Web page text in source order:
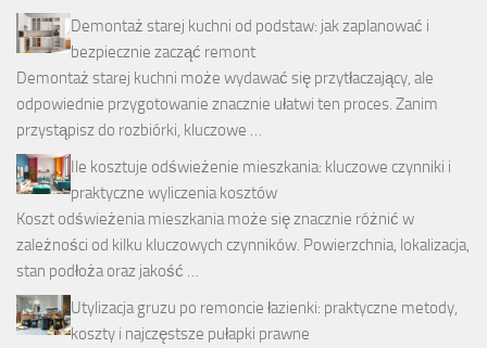
Demontaż starej kuchni od podstaw: jak zaplanować i
bezpiecznie zacząć remont
Demontaż starej kuchni może wydawać się przytłaczający, ale
odpowiednie przygotowanie znacznie ułatwi ten proces. Zanim
przystąpisz do rozbiórki, kluczowe …
Ile kosztuje odświeżenie mieszkania: kluczowe czynniki i
praktyczne wyliczenia kosztów
Koszt odświeżenia mieszkania może się znacznie różnić w
zależności od kilku kluczowych czynników. Powierzchnia, lokalizacja,
stan podłoża oraz jakość …
Utylizacja gruzu po remoncie łazienki: praktyczne metody,
koszty i najczęstsze pułapki prawne